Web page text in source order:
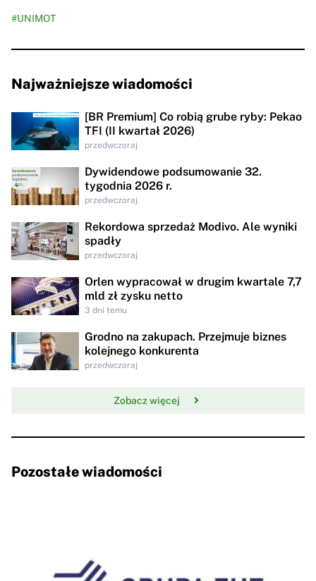
#UNIMOT
Najważniejsze wiadomości
[BR Premium] Co robią grube ryby: Pekao
TFI (II kwartał 2026)
przedwczoraj
Dywidendowe podsumowanie 32.
tygodnia 2026 r.
przedwczoraj
Rekordowa sprzedaż Modivo. Ale wyniki
spadły
przedwczoraj
Orlen wypracował w drugim kwartale 7,7
mld zł zysku netto
3 dni temu
Grodno na zakupach. Przejmuje biznes
kolejnego konkurenta
przedwczoraj
Zobacz więcej
Pozostałe wiadomości